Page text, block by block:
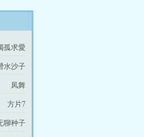
孤求愛
水沙子
凤舞
方片7
聊种子